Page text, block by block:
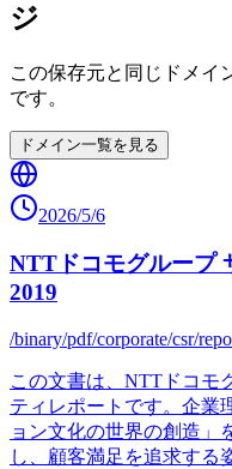
ジ
この保存元と同じドメイ
です。
ドメイン一覧を見る
2026/5/6
NTTドコモグループ
2019
/binary/pdf/corporate/csr/
この文書は、NTTドコモ
ティレポートです。企業
ョン文化の世界の創造」
し、顧客満足を追求する